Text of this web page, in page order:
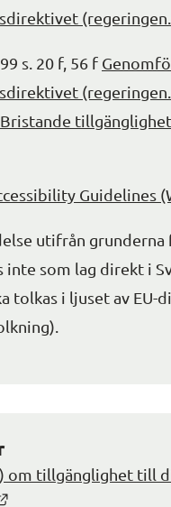
s. 20 f, 56 f
Bristande
Guidelines
utifrån grunderna
som lag direkt i
tolkas i ljuset av EU-
om tillgänglighet till